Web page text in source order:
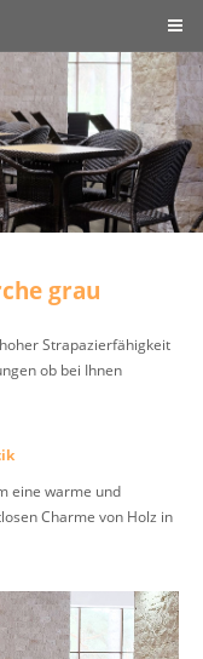
grau
Strapazierfähigkeit
ob bei Ihnen
eine warme und
Charme von Holz in